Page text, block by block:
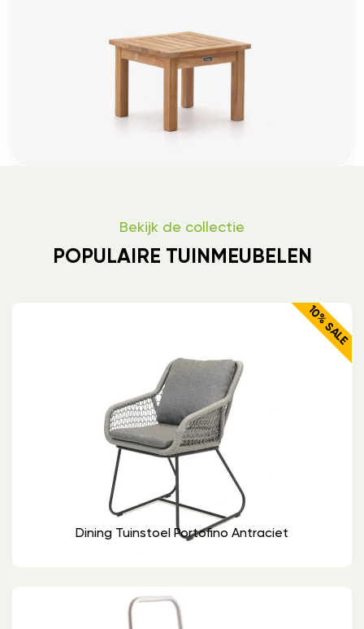
Bekijk de collectie
POPULAIRE TUINMEUBELEN
10% SALE
Dining Tuinstoel Portofino Antraciet